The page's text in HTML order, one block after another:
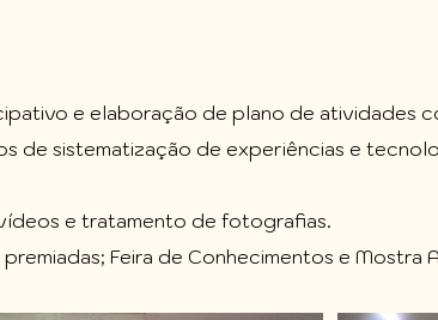
e elaboração de plano de atividades
de sistematização de experiências e
e tratamento de fotografias.
Feira de Conhecimentos e Mostra